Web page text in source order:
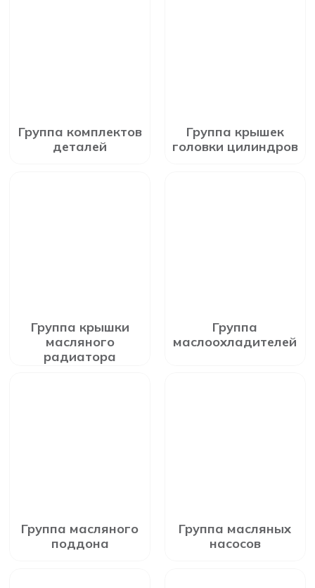
Группа комплектов
деталей
Группа крышек
головки цилиндров
Группа крышки
масляного
радиатора
Группа
маслоохладителей
Группа масляного
поддона
Группа масляных
насосов